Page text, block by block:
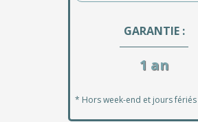
GARANTIE :
1 an
* Hors week-end et jours fériés